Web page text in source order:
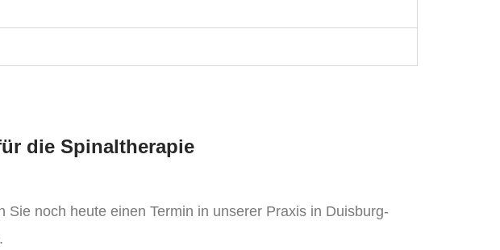
die Spinaltherapie
noch heute einen Termin in unserer Praxis in Duisburg-